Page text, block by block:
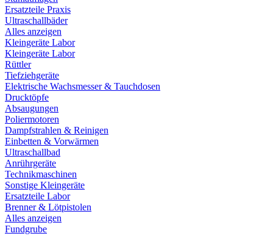
Ersatzteile Praxis
Ultraschallbäder
Alles anzeigen
Kleingeräte Labor
Kleingeräte Labor
Rüttler
Tiefziehgeräte
Elektrische Wachsmesser & Tauchdosen
Drucktöpfe
Absaugungen
Poliermotoren
Dampfstrahlen & Reinigen
Einbetten & Vorwärmen
Ultraschallbad
Anrührgeräte
Technikmaschinen
Sonstige Kleingeräte
Ersatzteile Labor
Brenner & Lötpistolen
Alles anzeigen
Fundgrube